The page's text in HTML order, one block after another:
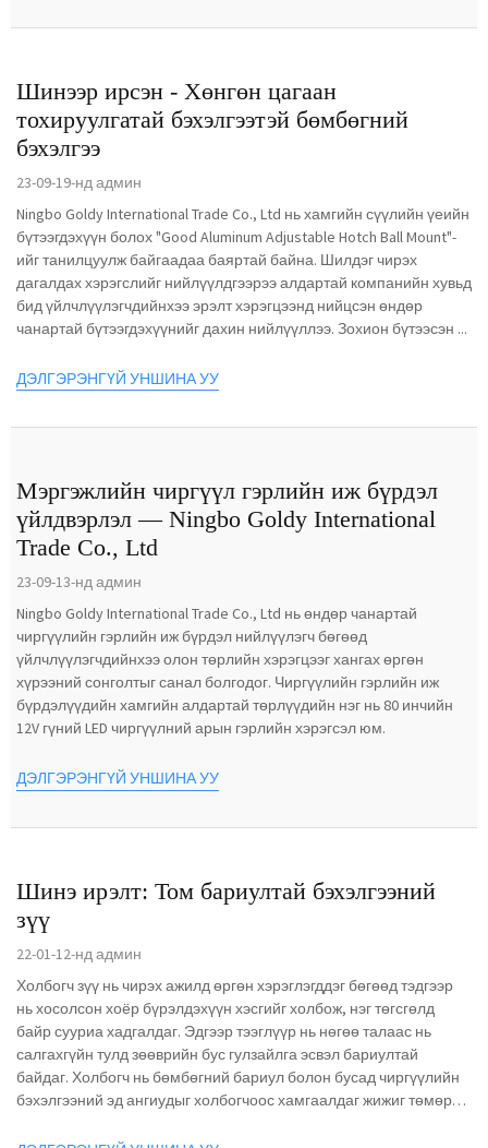
Шинээр ирсэн - Хөнгөн цагаан
тохируулгатай бэхэлгээтэй бөмбөгний
бэхэлгээ
23-09-19-нд админ
Ningbo Goldy International Trade Co., Ltd нь хамгийн сүүлийн үеийн
бүтээгдэхүүн болох "Good Aluminum Adjustable Hotch Ball Mount"-
ийг танилцуулж байгаадаа баяртай байна. Шилдэг чирэх
дагалдах хэрэгслийг нийлүүлдгээрээ алдартай компанийн хувьд
бид үйлчлүүлэгчдийнхээ эрэлт хэрэгцээнд нийцсэн өндөр
чанартай бүтээгдэхүүнийг дахин нийлүүллээ. Зохион бүтээсэн ...
ДЭЛГЭРЭНГҮЙ УНШИНА УУ
Мэргэжлийн чиргүүл гэрлийн иж бүрдэл
үйлдвэрлэл — Ningbo Goldy International
Trade Co., Ltd
23-09-13-нд админ
Ningbo Goldy International Trade Co., Ltd нь өндөр чанартай
чиргүүлийн гэрлийн иж бүрдэл нийлүүлэгч бөгөөд
үйлчлүүлэгчдийнхээ олон төрлийн хэрэгцээг хангах өргөн
хүрээний сонголтыг санал болгодог. Чиргүүлийн гэрлийн иж
бүрдэлүүдийн хамгийн алдартай төрлүүдийн нэг нь 80 инчийн
12V гүний LED чиргүүлний арын гэрлийн хэрэгсэл юм.
ДЭЛГЭРЭНГҮЙ УНШИНА УУ
Шинэ ирэлт: Том бариултай бэхэлгээний
зүү
22-01-12-нд админ
Холбогч зүү нь чирэх ажилд өргөн хэрэглэгддэг бөгөөд тэдгээр
нь хосолсон хоёр бүрэлдэхүүн хэсгийг холбож, нэг төгсгөлд
байр сууриа хадгалдаг. Эдгээр тээглүүр нь нөгөө талаас нь
салгахгүйн тулд зөөврийн бус гулзайлга эсвэл бариултай
байдаг. Холбогч нь бөмбөгний бариул болон бусад чиргүүлийн
бэхэлгээний эд ангиудыг холбогчоос хамгаалдаг жижиг төмөр